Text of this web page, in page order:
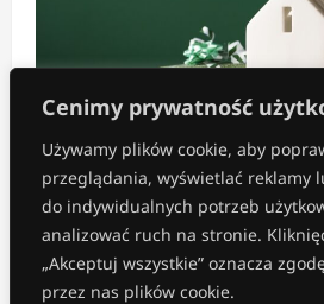
Cenimy prywatność
Używamy plików cookie, aby
przeglądania, wyświetlać reklamy
do indywidualnych potrzeb
analizować ruch na stronie.
„Akceptuj wszystkie” oznacza
przez nas plików cookie.
Inne
Co kupić na prezent do
Iwona 2026-07-22